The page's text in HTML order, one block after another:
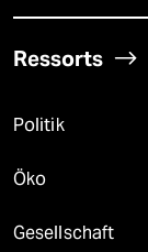
Ressorts
Politik
Öko
Gesellschaft